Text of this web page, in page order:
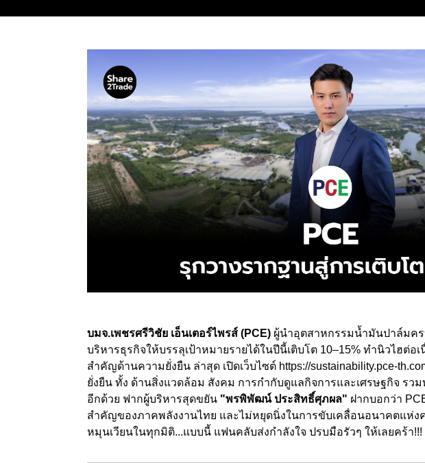
บมจ.เพชรศรีวิชัย เอ็นเตอร์ไพรส์ (PCE) ผู้นำอุตสาหกรรมน้ำมันปาล์มคร
บริหารธุรกิจให้บรรลุเป้าหมายรายได้ในปีนี้เติบโต 10–15% ทำนิวไฮต่อ
สำคัญด้านความยั่งยืน ล่าสุด เปิดเว็บไซต์ https://sustainability.pce-
ยั่งยืน ทั้ง ด้านสิ่งแวดล้อม สังคม การกำกับดูแลกิจการและเศรษฐกิจ รว
อีกด้วย ฟากผู้บริหารสุดขยัน "พรพิพัฒน์ ประสิทธิ์ศุภผล" ฝากบอกว่า
สำคัญของภาคพลังงานไทย และไม่หยุดนิ่งในการขับเคลื่อนอนาคตแห่ง
หมุนเวียนในทุกมิติ...แบบนี้ แฟนคลับส่งกำลังใจ ปรบมือรัวๆ ให้เลยคร้า!!!